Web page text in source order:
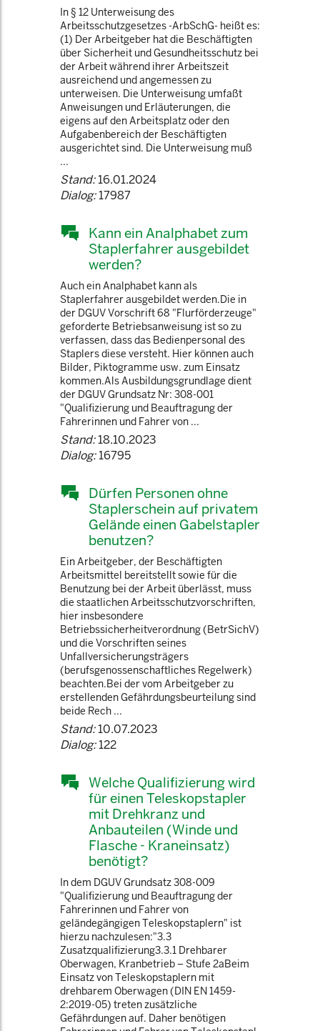
In § 12 Unterweisung des
Arbeitsschutzgesetzes -ArbSchG- heißt es:
(1) Der Arbeitgeber hat die Beschäftigten
über Sicherheit und Gesundheitsschutz bei
der Arbeit während ihrer Arbeitszeit
ausreichend und angemessen zu
unterweisen. Die Unterweisung umfaßt
Anweisungen und Erläuterungen, die
eigens auf den Arbeitsplatz oder den
Aufgabenbereich der Beschäftigten
ausgerichtet sind. Die Unterweisung muß
...
Stand:16.01.2024
Dialog:17987
Kann ein Analphabet zum
Staplerfahrer ausgebildet
werden?
Auch ein Analphabet kann als
Staplerfahrer ausgebildet werden.Die in
der DGUV Vorschrift 68 "Flurförderzeuge"
geforderte Betriebsanweisung ist so zu
verfassen, dass das Bedienpersonal des
Staplers diese versteht. Hier können auch
Bilder, Piktogramme usw. zum Einsatz
kommen.Als Ausbildungsgrundlage dient
der DGUV Grundsatz Nr: 308-001
"Qualifizierung und Beauftragung der
Fahrerinnen und Fahrer von ...
Stand:18.10.2023
Dialog:16795
Dürfen Personen ohne
Staplerschein auf privatem
Gelände einen Gabelstapler
benutzen?
Ein Arbeitgeber, der Beschäftigten
Arbeitsmittel bereitstellt sowie für die
Benutzung bei der Arbeit überlässt, muss
die staatlichen Arbeitsschutzvorschriften,
hier insbesondere
Betriebssicherheitverordnung (BetrSichV)
und die Vorschriften seines
Unfallversicherungsträgers
(berufsgenossenschaftliches Regelwerk)
beachten.Bei der vom Arbeitgeber zu
erstellenden Gefährdungsbeurteilung sind
beide Rech ...
Stand:10.07.2023
Dialog:122
Welche Qualifizierung wird
für einen Teleskopstapler
mit Drehkranz und
Anbauteilen (Winde und
Flasche - Kraneinsatz)
benötigt?
In dem DGUV Grundsatz 308-009
"Qualifizierung und Beauftragung der
Fahrerinnen und Fahrer von
geländegängigen Teleskopstaplern" ist
hierzu nachzulesen:"3.3
Zusatzqualifizierung3.3.1 Drehbarer
Oberwagen, Kranbetrieb – Stufe 2aBeim
Einsatz von Teleskopstaplern mit
drehbarem Oberwagen (DIN EN 1459-
2:2019-05) treten zusätzliche
Gefährdungen auf. Daher benötigen